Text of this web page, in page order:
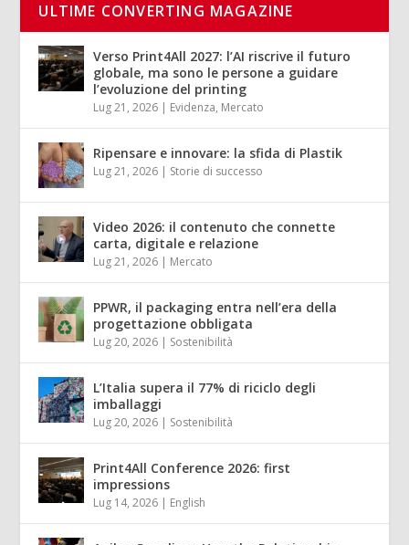
ULTIME CONVERTING MAGAZINE
Verso Print4All 2027: l’AI riscrive il futuro
globale, ma sono le persone a guidare
l’evoluzione del printing
Lug 21, 2026 | Evidenza, Mercato
Ripensare e innovare: la sfida di Plastik
Lug 21, 2026 | Storie di successo
Video 2026: il contenuto che connette
carta, digitale e relazione
Lug 21, 2026 | Mercato
PPWR, il packaging entra nell’era della
progettazione obbligata
Lug 20, 2026 | Sostenibilità
L’Italia supera il 77% di riciclo degli
imballaggi
Lug 20, 2026 | Sostenibilità
Print4All Conference 2026: first
impressions
Lug 14, 2026 | English